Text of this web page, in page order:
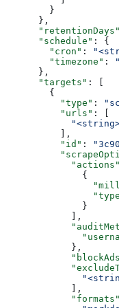
        }
      },
      "retentionDays"
      "schedule"
: {
        "cron"
:
        "timezone"
:
      },
      "targets"
: [
        {
          "type"
:
          "urls"
: [
          ],
          "id"
:
            "actions"
              {
              }
            ],
            },
            ],
            "formats"